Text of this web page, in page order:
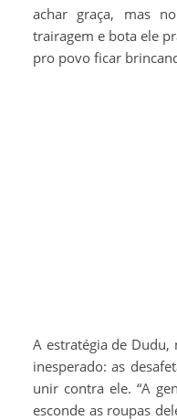
achar graça, mas
trairagem e bota ele
pro povo ficar
A estratégia de
inesperado: as
unir contra ele. “A
esconde as roupas